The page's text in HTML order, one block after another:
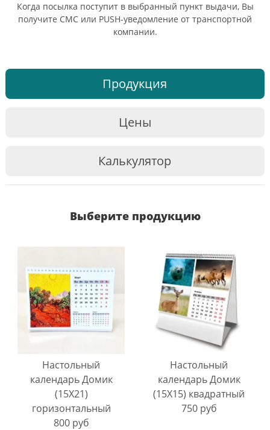
Когда посылка поступит в выбранный пункт выдачи, Вы
получите СМС или PUSH-уведомление от транспортной
компании.
Продукция
Цены
Калькулятор
Выберите продукцию
Настольный
календарь Домик
(15X21)
горизонтальный
800 руб
Настольный
календарь Домик
(15X15) квадратный
750 руб